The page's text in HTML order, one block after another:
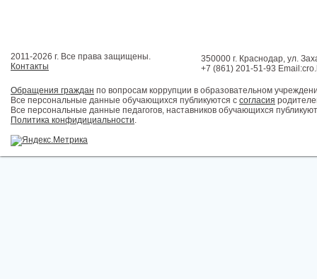
2011-2026 г. Все права защищены.
Контакты
350000 г. Краснодар, ул.
+7 (861) 201-51-93
Обращения граждан по вопросам коррупции в образовательном
Все персональные данные обучающихся публикуются с согласия
Все персональные данные педагогов, наставников обучающихся
Политика конфидициальности.